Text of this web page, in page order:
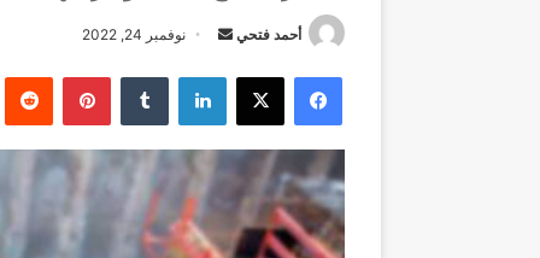
أحمد فتحي
أرسل
إلكترونيا
نوفمبر 24, 2022
فيسبوك ‫X لينكدإن بينتيريست